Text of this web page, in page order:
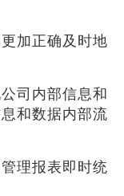
加正确及时地
司内部信息和
和数据内部流
理报表即时统